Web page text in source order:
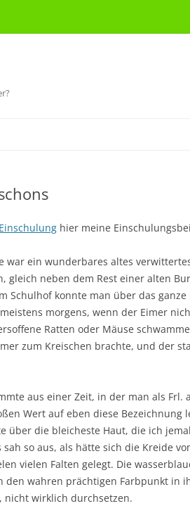
Einschulung hier meine
war ein wunderbares altes
gleich neben dem Rest einer alten
Schulhof konnte man über das
morgens, wenn der Eimer
Ratten oder Mäuse
zum Kreischen brachte, und der
aus einer Zeit, in der man als Frl.
Wert auf eben diese Bezeichnung
über die bleicheste Haut, die ich
sah so aus, als hätte sich die Kreide
vielen Falten gelegt. Die
den wahren prächtigen Farbpunkt in
nicht wirklich durchsetzen.